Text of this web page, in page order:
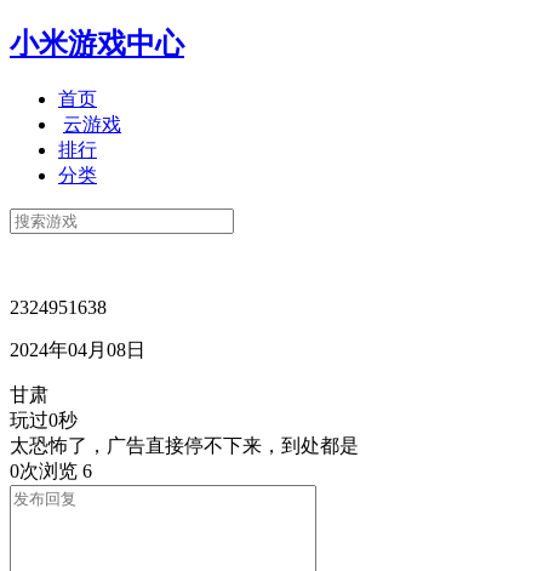
小米游戏中心
首页
云游戏
排行
分类
2324951638
2024年04月08日
甘肃
玩过0秒
太恐怖了，广告直接停不下来，到处都是
0次浏览 6